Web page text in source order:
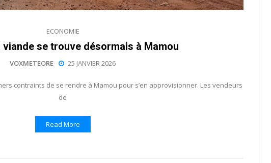
ECONOMIE
viande se trouve désormais à Mamou
VOXMETEORE 25 JANVIER 2026
contraints de se rendre à Mamou pour s’en approvisionner. Les vendeurs
de
Read More